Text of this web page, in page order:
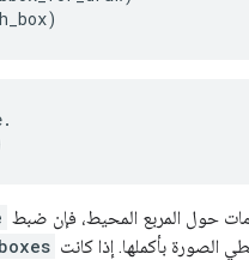
حول المربع المحيط، فإن ضبط
بأكملها. إذا كانت